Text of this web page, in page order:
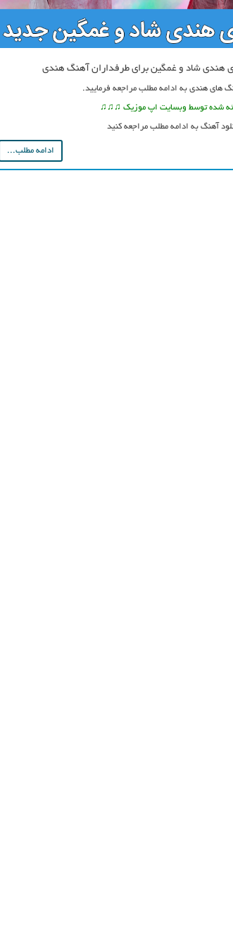
هندی شاد و غمگین برای طرفداران آهنگ هندی
های هندی به ادامه مطلب مراجعه فرمایید.
شده توسط وبسایت اپ موزیک ♫♫♫
آهنگ به ادامه مطلب مراجعه کنید
ادامه مطلب...